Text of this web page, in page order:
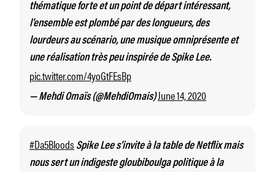
thématique forte et un point de départ intéressant,
l’ensemble est plombé par des longueurs, des
lourdeurs au scénario, une musique omniprésente et
une réalisation très peu inspirée de Spike Lee.
pic.twitter.com/4yoGtFEsBp
— Mehdi Omaïs (@MehdiOmais)June 14, 2020
#Da5Bloods Spike Lee s’invite à la table de Netflix mais
nous sert un indigeste gloubiboulga politique à la